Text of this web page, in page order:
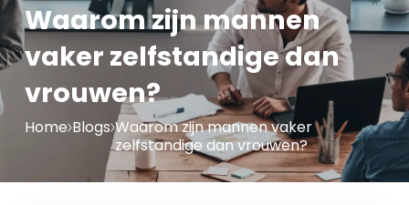
Waarom zijn mannen
vaker zelfstandige dan
vrouwen?
Home Blogs Waarom zijn mannen vaker
zelfstandige dan vrouwen?